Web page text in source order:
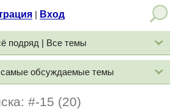
Вход
подряд | Все темы
самые обсуждаемые темы
#-15 (20)